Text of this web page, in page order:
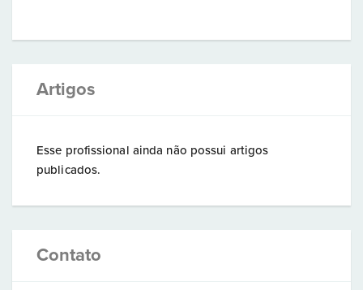
Artigos
Esse profissional ainda não possui artigos
publicados.
Contato